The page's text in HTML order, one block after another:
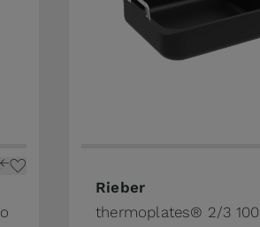
chosen on the product page
Rieber
thermoplates® 2/3
The price depends on